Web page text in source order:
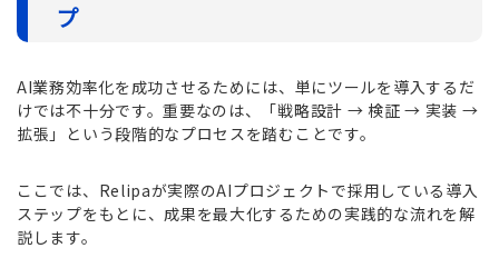
プ
AI業務効率化を成功させるためには、単にツールを導入するだ
けでは不十分です。重要なのは、「戦略設計 → 検証 → 実装 →
拡張」という段階的なプロセスを踏むことです。
ここでは、Relipaが実際のAIプロジェクトで採用している導入
ステップをもとに、成果を最大化するための実践的な流れを解
説します。